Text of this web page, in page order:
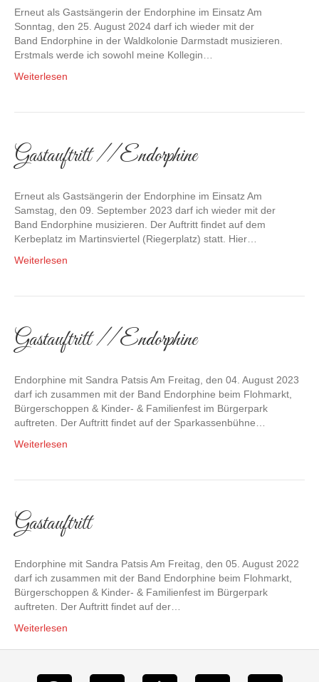
Erneut als Gastsängerin der Endorphine im Einsatz Am
Sonntag, den 25. August 2024 darf ich wieder mit der
Band Endorphine in der Waldkolonie Darmstadt musizieren.
Erstmals werde ich sowohl meine Kollegin…
Weiterlesen
Gastauftritt // Endorphine
Erneut als Gastsängerin der Endorphine im Einsatz Am
Samstag, den 09. September 2023 darf ich wieder mit der
Band Endorphine musizieren. Der Auftritt findet auf dem
Kerbeplatz im Martinsviertel (Riegerplatz) statt. Hier…
Weiterlesen
Gastauftritt // Endorphine
Endorphine mit Sandra Patsis Am Freitag, den 04. August 2023
darf ich zusammen mit der Band Endorphine beim Flohmarkt,
Bürgerschoppen & Kinder- & Familienfest im Bürgerpark
auftreten. Der Auftritt findet auf der Sparkassenbühne…
Weiterlesen
Gastauftritt
Endorphine mit Sandra Patsis Am Freitag, den 05. August 2022
darf ich zusammen mit der Band Endorphine beim Flohmarkt,
Bürgerschoppen & Kinder- & Familienfest im Bürgerpark
auftreten. Der Auftritt findet auf der…
Weiterlesen